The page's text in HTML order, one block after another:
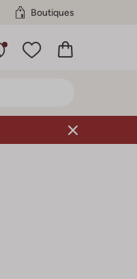
Boutiques